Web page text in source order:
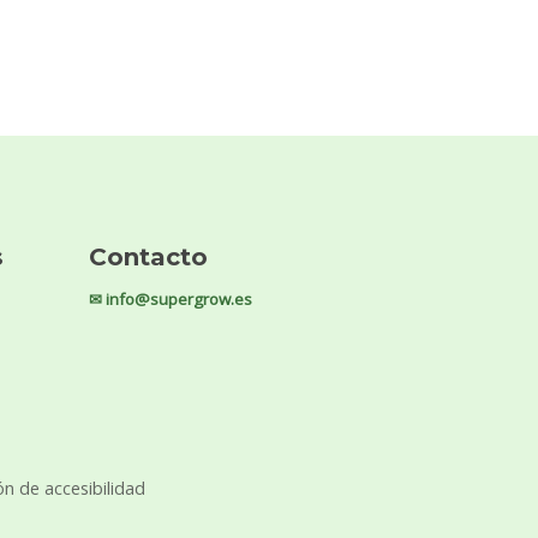
Contacto
✉ info@supergrow.es
de accesibilidad